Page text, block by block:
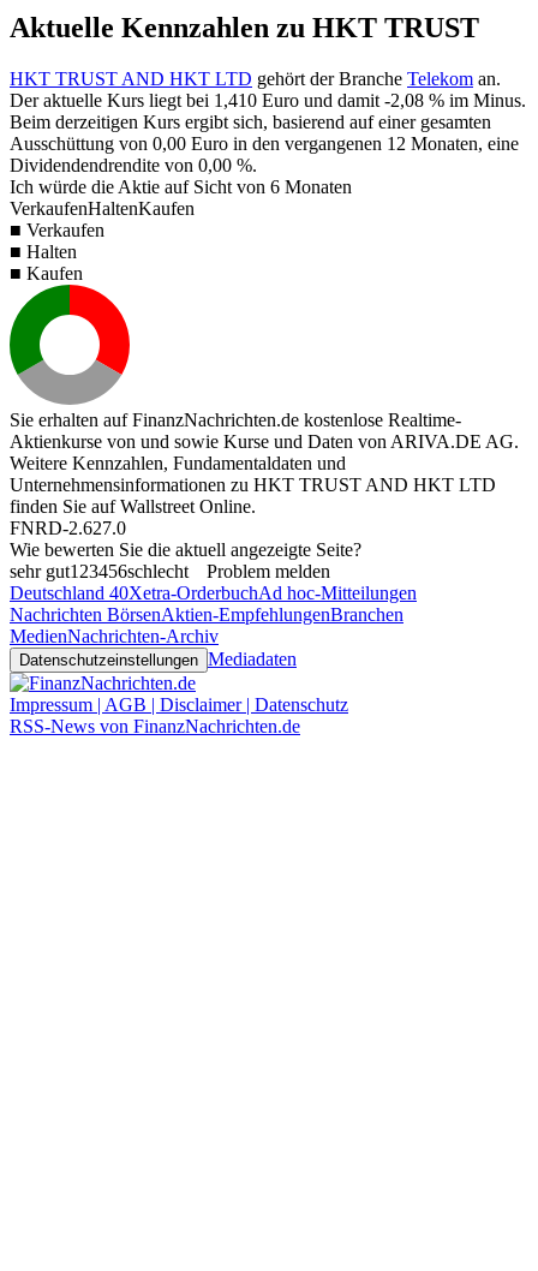
Aktuelle Kennzahlen zu HKT TRUST
HKT TRUST AND HKT LTD gehört der Branche Telekom an.
Der aktuelle Kurs liegt bei 1,410 Euro und damit -2,08 % im Minus.
Beim derzeitigen Kurs ergibt sich, basierend auf einer gesamten
Ausschüttung von 0,00 Euro in den vergangenen 12 Monaten, eine
Dividendendrendite von 0,00 %.
Ich würde die Aktie auf Sicht von 6 Monaten
VerkaufenHaltenKaufen
■ Verkaufen
■ Halten
■ Kaufen
Sie erhalten auf FinanzNachrichten.de kostenlose Realtime-
Aktienkurse von und sowie Kurse und Daten von ARIVA.DE AG.
Weitere Kennzahlen, Fundamentaldaten und
Unternehmensinformationen zu HKT TRUST AND HKT LTD
finden Sie aufWallstreet Online.
FNRD-2.627.0
Wie bewerten Sie die aktuell angezeigte Seite?
sehr gut1 23456schlecht
Problem melden
Deutschland 40Xetra-OrderbuchAd hoc-Mitteilungen
Nachrichten BörsenAktien-EmpfehlungenBranchen
MedienNachrichten-Archiv
Datenschutzeinstellungen Mediadaten
Impressum | AGB | Disclaimer | Datenschutz
RSS-News von FinanzNachrichten.de